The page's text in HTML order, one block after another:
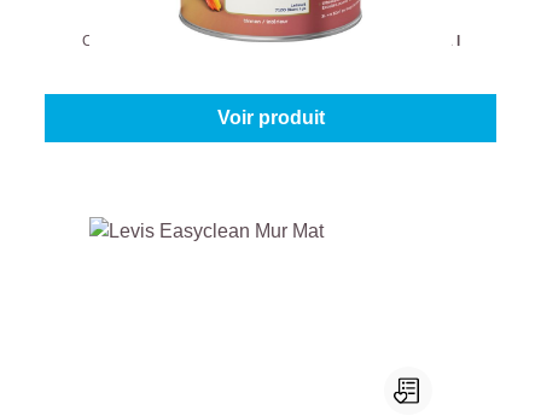
Couleur (Levis Ambiance):7120 - Blanc lys 1 l
Voir produit